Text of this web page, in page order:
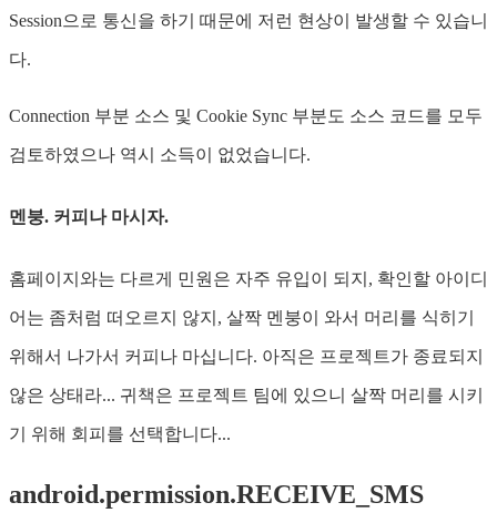
Session으로 통신을 하기 때문에 저런 현상이 발생할 수 있습니
다.
Connection 부분 소스 및 Cookie Sync 부분도 소스 코드를 모두
검토하였으나 역시 소득이 없었습니다.
멘붕. 커피나 마시자.
홈페이지와는 다르게 민원은 자주 유입이 되지, 확인할 아이디
어는 좀처럼 떠오르지 않지, 살짝 멘붕이 와서 머리를 식히기
위해서 나가서 커피나 마십니다. 아직은 프로젝트가 종료되지
않은 상태라... 귀책은 프로젝트 팀에 있으니 살짝 머리를 시키
기 위해 회피를 선택합니다...
android.permission.RECEIVE_SMS